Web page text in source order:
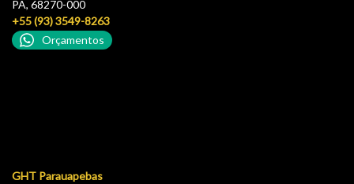
PA, 68270-000
+55 (93) 3549-8263
Orçamentos
GHT Parauapebas